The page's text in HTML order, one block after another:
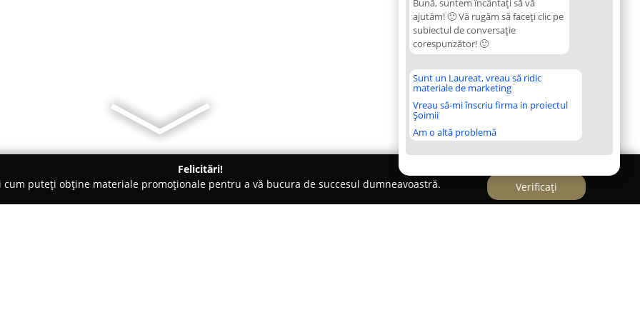
Bună, suntem încântați să vă
ajutăm! 🙂 Vă rugăm să faceți clic pe
subiectul de conversație
corespunzător! 🙂
Sunt un Laureat, vreau să ridic
materiale de marketing
Vreau să-mi înscriu firma in proiectul
Șoimii
Am o altă problemă
Felicitări!
cum puteți obține materiale promoționale pentru a vă bucura de succesul dumneavoastră.
Verificați